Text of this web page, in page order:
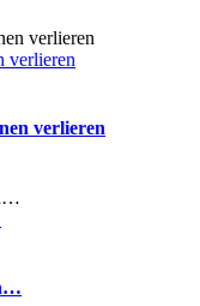
verlieren
verlieren